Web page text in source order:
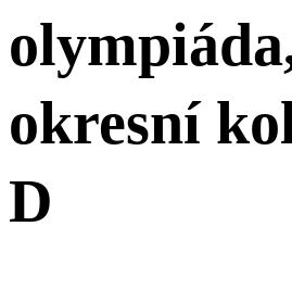
okresní
D